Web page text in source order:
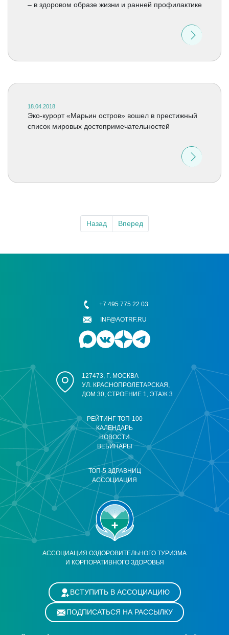
– в здоровом образе жизни и ранней профилактике
18.04.2018
Эко-курорт «Марьин остров» вошел в престижный
список мировых достопримечательностей
Назад Вперед
АССОЦИАЦИЯ ОЗДОРОВИТЕЛЬНОГО ТУРИЗМА
И КОРПОРАТИВНОГО ЗДОРОВЬЯ
РЕЙТИНГ ТОП-100
КАЛЕНДАРЬ
НОВОСТИ
ВЕБИНАРЫ
ТОП-5 ЗДРАВНИЦ
АССОЦИАЦИЯ
127473, Г. МОСКВА
УЛ. КРАСНОПРОЛЕТАРСКАЯ,
ДОМ 30, СТРОЕНИЕ 1, ЭТАЖ 3
+7 495 775 22 03
INF@AOTRF.RU
ВСТУПИТЬ В АССОЦИАЦИЮ
ПОДПИСАТЬСЯ НА РАССЫЛКУ